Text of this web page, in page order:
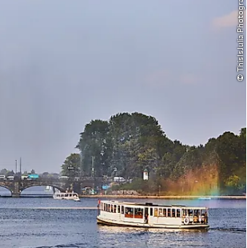
© ThisIsJulia Photography